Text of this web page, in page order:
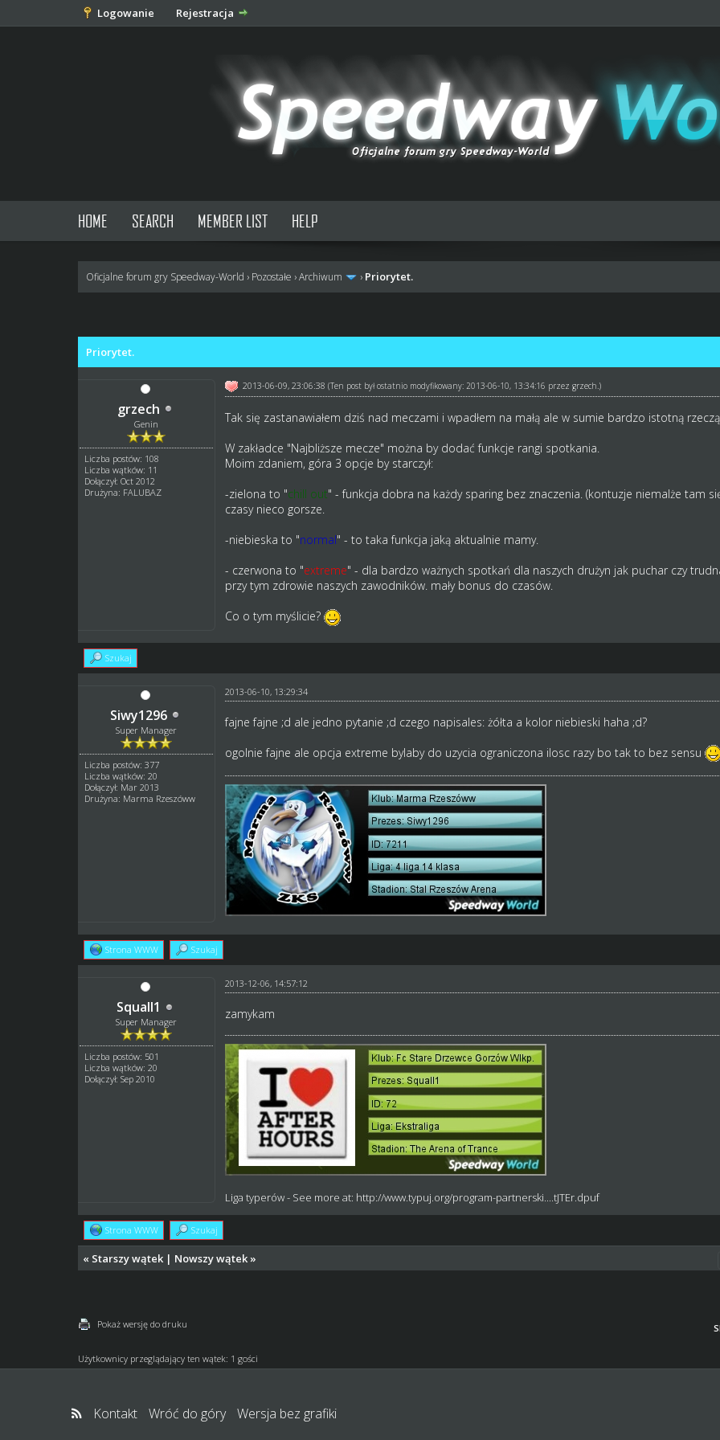
Logowanie Rejestracja
HOME SEARCH MEMBER LIST HELP
Oficjalne forum gry Speedway-World › Pozostałe ›Archiwum › Priorytet.
Priorytet.
grzech
Genin
Liczba postów: 108
Liczba wątków: 11
Dołączył: Oct 2012
Drużyna: FALUBAZ
2013-06-09, 23:06:38 (Ten post był ostatnio modyfikowany: 2013-06-10, 13:34:16 przez grzech .)
Tak się zastanawiałem dziś nad meczami i wpadłem na małą ale w sumie bardzo istotną
W zakładce "Najbliższe mecze" można by dodać funkcje rangi spotkania.
Moim zdaniem, góra 3 opcje by starczył:
-zielona to "chill out" - funkcja dobra na każdy sparing bez znaczenia. (kontuzje niemalże tam
czasy nieco gorsze.
-niebieska to "normal" - to taka funkcja jaką aktualnie mamy.
- czerwona to "extreme" - dla bardzo ważnych spotkań dla naszych drużyn jak puchar czy
przy tym zdrowie naszych zawodników. mały bonus do czasów.
Co o tym myślicie?
Szukaj
Siwy1296
Super Manager
Liczba postów: 377
Liczba wątków: 20
Dołączył: Mar 2013
Drużyna: Marma Rzeszóww
2013-06-10, 13:29:34
fajne fajne ;d ale jedno pytanie ;d czego napisales: żółta a kolor niebieski haha ;d?
ogolnie fajne ale opcja extreme bylaby do uzycia ograniczona ilosc razy bo tak to bez sensu
Strona WWW Szukaj
Squall1
Super Manager
Liczba postów: 501
Liczba wątków: 20
Dołączył: Sep 2010
2013-12-06, 14:57:12
zamykam
Liga typerów- See more at: http://www.typuj.org/program-partnerski....tJTEr.dpuf
Strona WWW Szukaj
« Starszy wątek | Nowszy wątek »
Pokaż wersję do druku
Użytkownicy przeglądający ten wątek: 1 gości
Kontakt Wróć do góry Wersja bez grafiki